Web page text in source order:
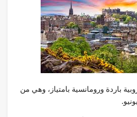
باردة ورومانسية بامتياز، وهي من